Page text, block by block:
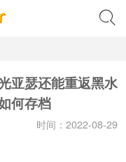
亚瑟还能重返黑水
何存档
时间：2022-08-29